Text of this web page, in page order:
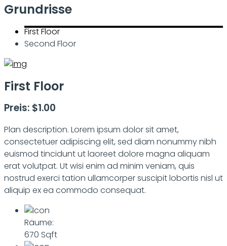
Grundrisse
First Floor
Second Floor
First Floor
Preis: $1.00
Plan description. Lorem ipsum dolor sit amet,
consectetuer adipiscing elit, sed diam nonummy nibh
euismod tincidunt ut laoreet dolore magna aliquam
erat volutpat. Ut wisi enim ad minim veniam, quis
nostrud exerci tation ullamcorper suscipit lobortis nisl ut
aliquip ex ea commodo consequat.
Räume:
670 Sqft